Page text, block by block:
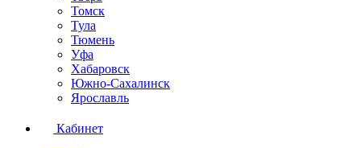
Томск
Тула
Тюмень
Уфа
Хабаровск
Южно-Сахалинск
Ярославль
Кабинет